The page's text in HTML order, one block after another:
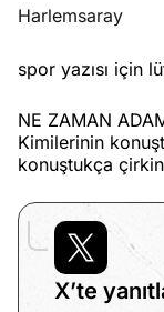
Harlemsaray
spor yazısı için
NE ZAMAN
Kimilerinin
konuştukça
X’te